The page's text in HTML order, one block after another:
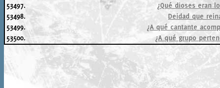
53497.
¿Qué dioses eran
53498.
Deidad que
53499.
¿A qué cantante
53500.
¿A qué grupo